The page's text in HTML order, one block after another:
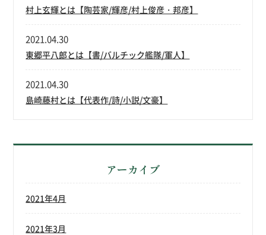
村上玄輝とは【陶芸家/輝彦/村上俊彦・邦彦】
東郷平八郎とは【書/バルチック艦隊/軍人】
2021.04.30
島崎藤村とは【代表作/詩/小説/文豪】
2021.04.30
アーカイブ
2021年4月
2021年3月